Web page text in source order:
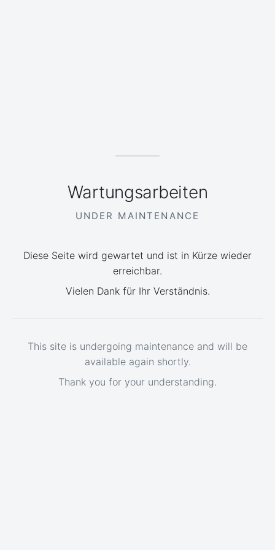
Wartungsarbeiten
UNDER MAINTENANCE
Diese Seite wird gewartet und ist in Kürze wieder
erreichbar.
Vielen Dank für Ihr Verständnis.
This site is undergoing maintenance and will be
available again shortly.
Thank you for your understanding.